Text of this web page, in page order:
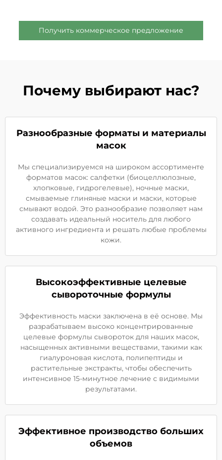
Получить коммерческое предложение
Почему выбирают нас?
Разнообразные форматы и материалы
масок
Мы специализируемся на широком ассортименте
форматов масок: салфетки (биоцеллюлозные,
хлопковые, гидрогелевые), ночные маски,
смываемые глиняные маски и маски, которые
смывают водой. Это разнообразие позволяет нам
создавать идеальный носитель для любого
активного ингредиента и решать любые проблемы
кожи.
Высокоэффективные целевые
сывороточные формулы
Эффективность маски заключена в её основе. Мы
разрабатываем высоко концентрированные
целевые формулы сывороток для наших масок,
насыщенных активными веществами, такими как
гиалуроновая кислота, полипептиды и
растительные экстракты, чтобы обеспечить
интенсивное 15-минутное лечение с видимыми
результатами.
Эффективное производство больших
объемов